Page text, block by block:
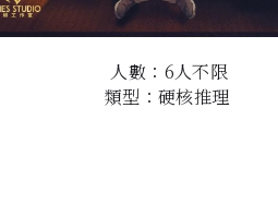
人數：6人不限
類型：硬核推理